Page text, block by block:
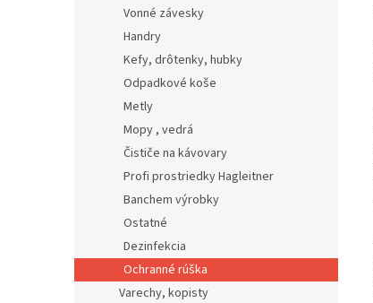
Vonné závesky
Handry
Kefy, drôtenky, hubky
Odpadkové koše
Metly
Mopy , vedrá
Čističe na kávovary
Profi prostriedky Hagleitner
Banchem výrobky
Ostatné
Dezinfekcia
Ochranné rúška
Varechy, kopisty